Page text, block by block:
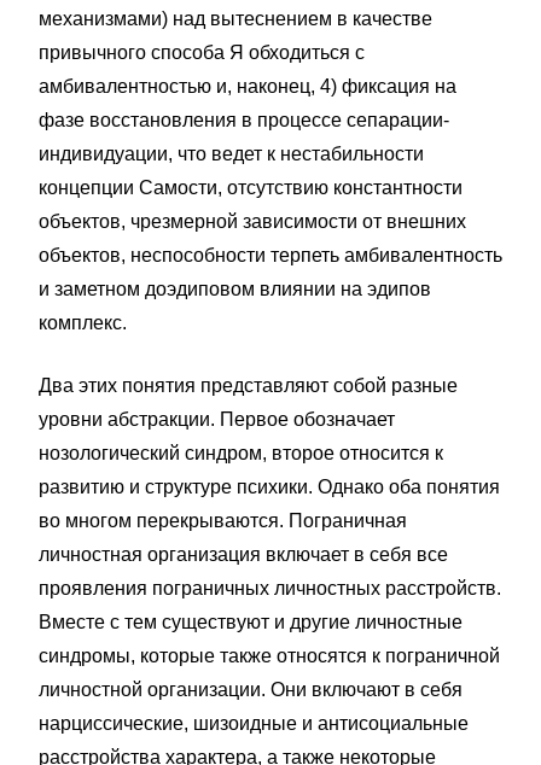
механизмами) над вытеснением в качестве
привычного способа Я обходиться с
амбивалентностью и, наконец, 4) фиксация на
фазе восстановления в процессе сепарации-
индивидуации, что ведет к нестабильности
концепции Самости, отсутствию константности
объектов, чрезмерной зависимости от внешних
объектов, неспособности терпеть амбивалентность
и заметном доэдиповом влиянии на эдипов
комплекс.
Два этих понятия представляют собой разные
уровни абстракции. Первое обозначает
нозологический синдром, второе относится к
развитию и структуре психики. Однако оба понятия
во многом перекрываются. Пограничная
личностная организация включает в себя все
проявления пограничных личностных расстройств.
Вместе с тем существуют и другие личностные
синдромы, которые также относятся к пограничной
личностной организации. Они включают в себя
нарциссические, шизоидные и антисоциальные
расстройства характера, а также некоторые